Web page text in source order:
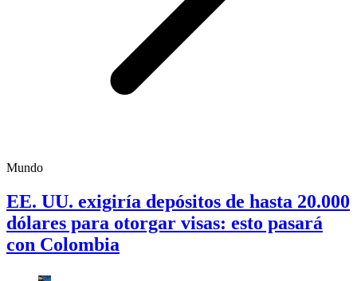
Mundo
EE. UU. exigiría depósitos de hasta 20.000
dólares para otorgar visas: esto pasará
con Colombia